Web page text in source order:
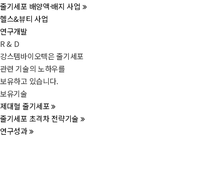
줄기세포 배양액·배지 사업
헬스&뷰티 사업
연구개발
R & D
강스템바이오텍은 줄기세포
관련 기술의 노하우를
보유하고 있습니다.
보유기술
제대혈 줄기세포
줄기세포 초격차 전략기술
연구성과